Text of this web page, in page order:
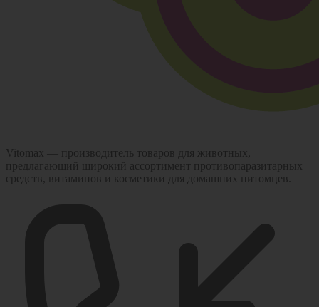
Vitomax — производитель товаров для животных,
предлагающий широкий ассортимент противопаразитарных
средств, витаминов и косметики для домашних питомцев.